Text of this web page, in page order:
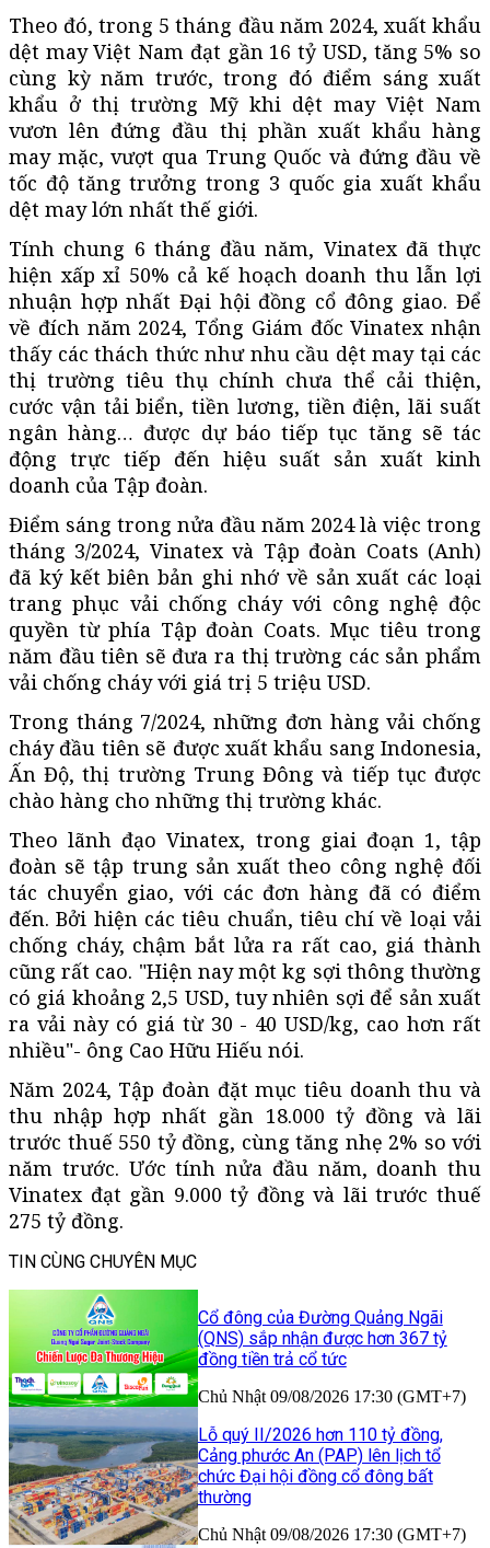
Theo đó, trong 5 tháng đầu năm 2024, xuất khẩu
dệt may Việt Nam đạt gần 16 tỷ USD, tăng 5% so
cùng kỳ năm trước, trong đó điểm sáng xuất
khẩu ở thị trường Mỹ khi dệt may Việt Nam
vươn lên đứng đầu thị phần xuất khẩu hàng
may mặc, vượt qua Trung Quốc và đứng đầu về
tốc độ tăng trưởng trong 3 quốc gia xuất khẩu
dệt may lớn nhất thế giới.
Tính chung 6 tháng đầu năm, Vinatex đã thực
hiện xấp xỉ 50% cả kế hoạch doanh thu lẫn lợi
nhuận hợp nhất Đại hội đồng cổ đông giao. Để
về đích năm 2024, Tổng Giám đốc Vinatex nhận
thấy các thách thức như nhu cầu dệt may tại các
thị trường tiêu thụ chính chưa thể cải thiện,
cước vận tải biển, tiền lương, tiền điện, lãi suất
ngân hàng… được dự báo tiếp tục tăng sẽ tác
động trực tiếp đến hiệu suất sản xuất kinh
doanh của Tập đoàn.
Điểm sáng trong nửa đầu năm 2024 là việc trong
tháng 3/2024, Vinatex và Tập đoàn Coats (Anh)
đã ký kết biên bản ghi nhớ về sản xuất các loại
trang phục vải chống cháy với công nghệ độc
quyền từ phía Tập đoàn Coats. Mục tiêu trong
năm đầu tiên sẽ đưa ra thị trường các sản phẩm
vải chống cháy với giá trị 5 triệu USD.
Trong tháng 7/2024, những đơn hàng vải chống
cháy đầu tiên sẽ được xuất khẩu sang Indonesia,
Ấn Độ, thị trường Trung Đông và tiếp tục được
chào hàng cho những thị trường khác.
Theo lãnh đạo Vinatex, trong giai đoạn 1, tập
đoàn sẽ tập trung sản xuất theo công nghệ đối
tác chuyển giao, với các đơn hàng đã có điểm
đến. Bởi hiện các tiêu chuẩn, tiêu chí về loại vải
chống cháy, chậm bắt lửa ra rất cao, giá thành
cũng rất cao. "Hiện nay một kg sợi thông thường
có giá khoảng 2,5 USD, tuy nhiên sợi để sản xuất
ra vải này có giá từ 30 - 40 USD/kg, cao hơn rất
nhiều"- ông Cao Hữu Hiếu nói.
Năm 2024, Tập đoàn đặt mục tiêu doanh thu và
thu nhập hợp nhất gần 18.000 tỷ đồng và lãi
trước thuế 550 tỷ đồng, cùng tăng nhẹ 2% so với
năm trước. Ước tính nửa đầu năm, doanh thu
Vinatex đạt gần 9.000 tỷ đồng và lãi trước thuế
275 tỷ đồng.
TIN CÙNG CHUYÊN MỤC
Cổ đông của Đường Quảng Ngãi
(QNS) sắp nhận được hơn 367 tỷ
đồng tiền trả cổ tức
Chủ Nhật 09/08/2026 17:30 (GMT+7)
Lỗ quý II/2026 hơn 110 tỷ đồng,
Cảng phước An (PAP) lên lịch tổ
chức Đại hội đồng cổ đông bất
thường
Chủ Nhật 09/08/2026 17:30 (GMT+7)